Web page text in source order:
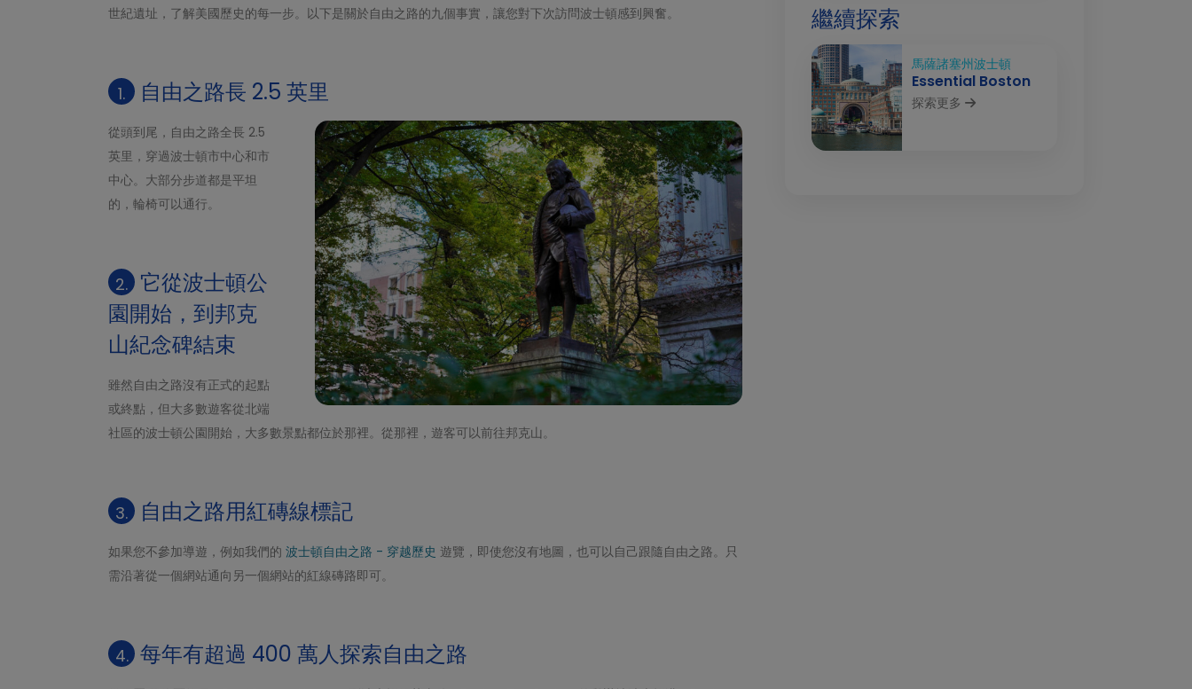
世紀遺址，了解美國歷史的每一步。以下是關於自由之路的九個事實，讓您對下次訪問波士頓感到興奮。
1. 自由之路長 2.5 英里
從頭到尾，自由之路全長 2.5
英里，穿過波士頓市中心和市
中心。大部分步道都是平坦
的，輪椅可以通行。
2. 它從波士頓公
園開始，到邦克
山紀念碑結束
雖然自由之路沒有正式的起點
或終點，但大多數遊客從北端
社區的波士頓公園開始，大多數景點都位於那裡。從那裡，遊客可以前往邦克山。
3. 自由之路用紅磚線標記
如果您不參加導遊，例如我們的 波士頓自由之路 - 穿越歷史 遊覽，即使您沒有地圖，也可以自己跟隨自由之路。只
需沿著從一個網站通向另一個網站的紅線磚路即可。
4. 每年有超過 400 萬人探索自由之路
繼續探索
馬薩諸塞州波士頓
Essential Boston
探索更多